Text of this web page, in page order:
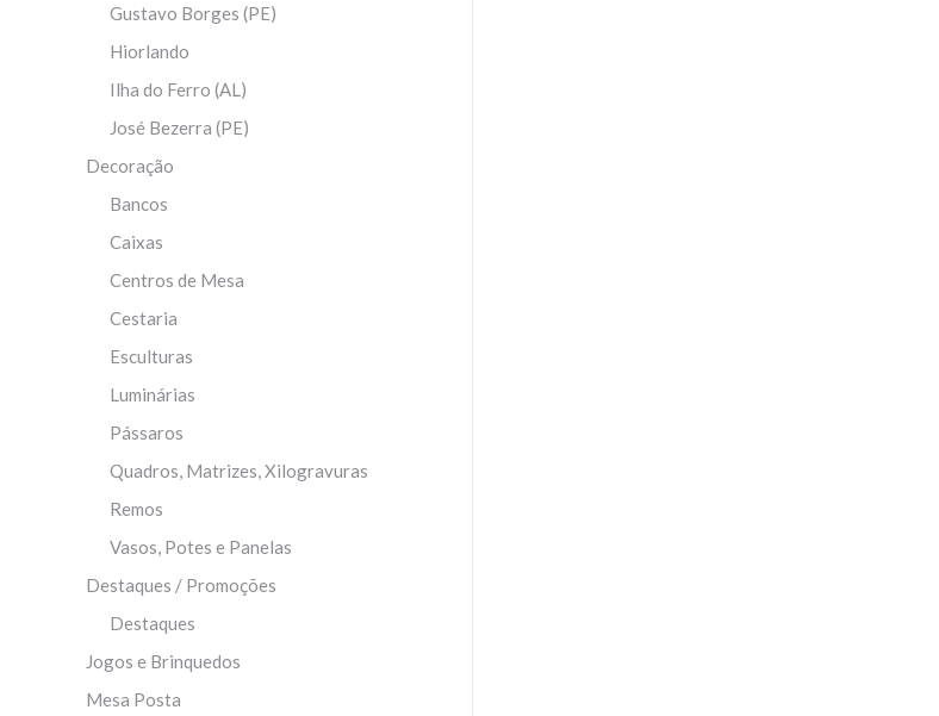
Gustavo Borges (PE)
Hiorlando
Ilha do Ferro (AL)
José Bezerra (PE)
Decoração
Bancos
Caixas
Centros de Mesa
Cestaria
Esculturas
Luminárias
Pássaros
Quadros, Matrizes, Xilogravuras
Remos
Vasos, Potes e Panelas
Destaques / Promoções
Destaques
Jogos e Brinquedos
Mesa Posta